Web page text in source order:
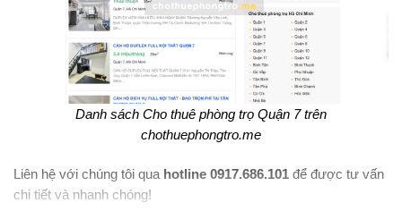
Danh sách Cho thuê phòng trọ Quận 7 trên
chothuephongtro.me
Liên hệ với chúng tôi qua hotline 0917.686.101 để được tư vấn
chi tiết và nhanh chóng!